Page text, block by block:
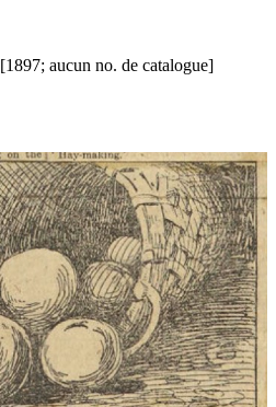
[1897; aucun no. de catalogue]